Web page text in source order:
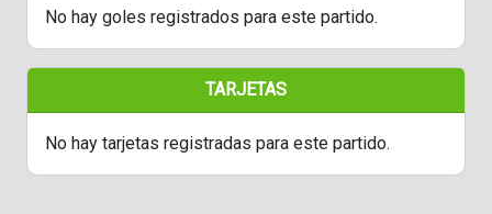
No hay goles registrados para este partido.
TARJETAS
No hay tarjetas registradas para este partido.